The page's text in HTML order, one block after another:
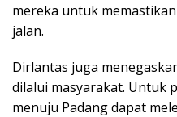
mereka untuk
jalan.
Dirlantas juga
dilalui masyarakat. Untuk
menuju Padang dapat